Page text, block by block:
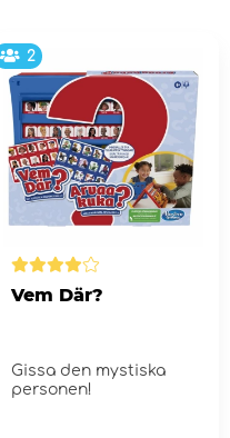
2
Vem Där?
Gissa den mystiska
personen!